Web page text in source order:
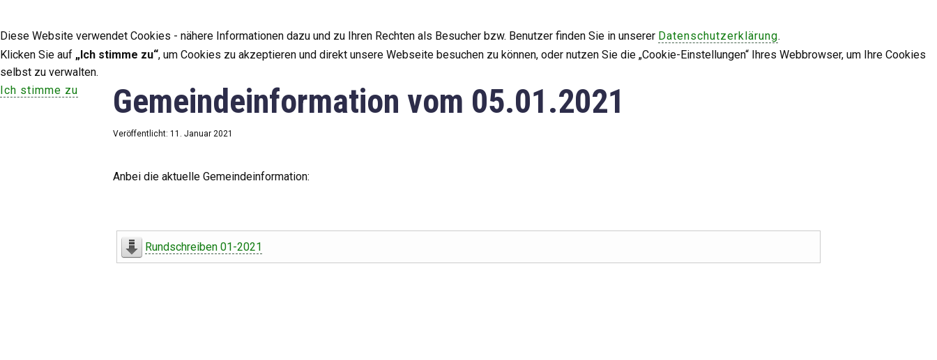
Gemeindeinformation vom 05.01.2021
Veröffentlicht: 11. Januar 2021
Anbei die aktuelle Gemeindeinformation:
Rundschreiben 01-2021
Diese Website verwendet Cookies - nähere Informationen dazu und zu Ihren Rechten als Besucher bzw. Benutzer finden Sie in unserer Datenschutzerklärung.
Klicken Sie auf „Ich stimme zu“, um Cookies zu akzeptieren und direkt unsere Webseite besuchen zu können, oder nutzen Sie die „Cookie-Einstellungen“ Ihres Webbrowser, um Ihre Cookies
selbst zu verwalten.
Ich stimme zu